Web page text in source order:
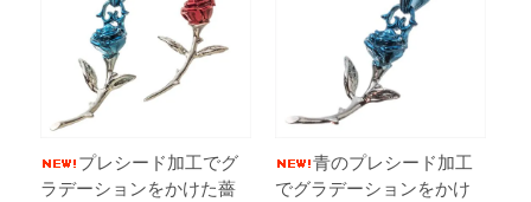
プレシード加工でグ
ラデーションをかけた薔
青のプレシード加工
でグラデーションをかけ